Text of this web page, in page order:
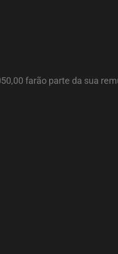
farão parte da sua